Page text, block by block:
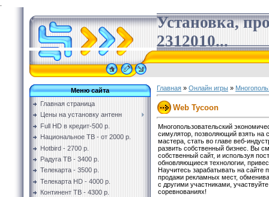
Установка,
2312010...
Меню сайта
Главная страница
Цены на установку антенн
Full HD в кредит-500 р.
Национальное ТВ - от 2000 р.
Hotbird - 2700 р.
Радуга ТВ - 3400 р.
Телекарта - 3500 р.
Телекарта HD - 4000 р.
Континент ТВ - 4300 р.
Главная » Онлайн игры »
Web Tycoon
Многопользовательский
симулятор, позволяющий взять на
мастера, стать во главе веб-
развить собственный бизнес. Вы
собственный сайт, и используя
обновляющиеся технологии,
Научитесь зарабатывать на сайте
продажи рекламных мест,
с другими участниками,
соревнованиях!